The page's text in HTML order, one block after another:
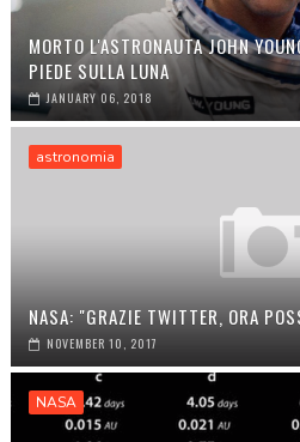
MORTO L'ASTRONAUTA JOHN
PIEDE SULLA LUNA
JANUARY 06, 2018
astronomia
NASA: "GRAZIE TWITTER, ORA
NOVEMBER 10, 2017
NASA